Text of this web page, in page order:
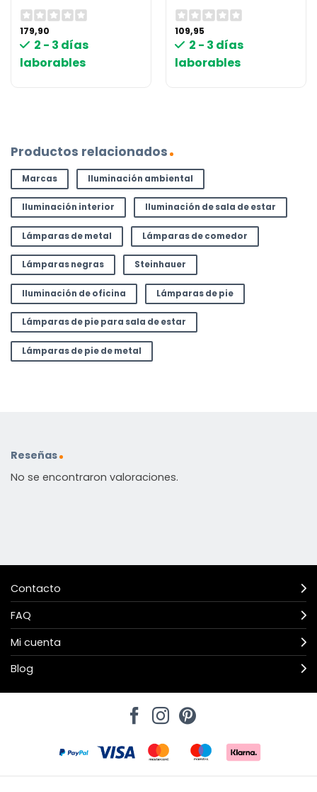
179,90
2 - 3 días
laborables
109,95
2 - 3 días
laborables
Productos relacionados
Marcas Iluminación ambiental
Iluminación interior Iluminación de sala de estar
Lámparas de metal Lámparas de comedor
Lámparas negras Steinhauer
Iluminación de oficina Lámparas de pie
Lámparas de pie para sala de estar
Lámparas de pie de metal
Reseñas
No se encontraron valoraciones.
Contacto
FAQ
Mi cuenta
Blog